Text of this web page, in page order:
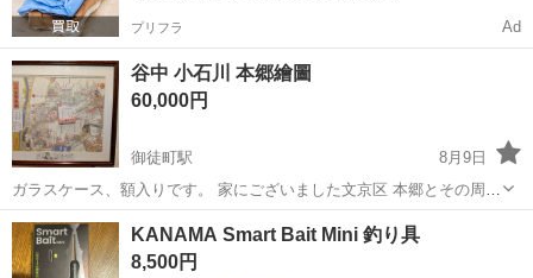
プリフラ Ad
谷中 小石川 本郷繪圖
60,000円
御徒町駅
8月9日
ガラスケース、額入りです。 家にございました文京区 本郷とその周辺
の昔を 表した地図です。 縦.43cm 横.51cm です。
東京 台東区
KANAMA Smart Bait Mini 釣り具
8,500円